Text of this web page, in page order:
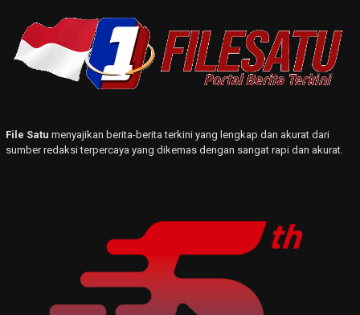
File Satu menyajikan berita-berita terkini yang lengkap dan akurat dari
sumber redaksi terpercaya yang dikemas dengan sangat rapi dan akurat.